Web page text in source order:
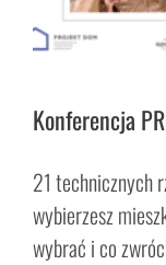
Konferencja
21 technicznych
wybierzesz
wybrać i co